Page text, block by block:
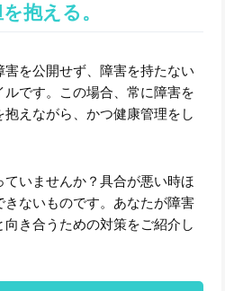
抱える。
害を公開せず、障害を持たない
です。この場合、常に障害を
えながら、かつ健康管理をし
いませんか？具合が悪い時ほ
ないものです。あなたが障害
き合うための対策をご紹介し